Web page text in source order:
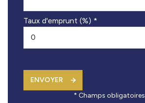
Taux d'emprunt (%) *
ENVOYER
* Champs obligatoires